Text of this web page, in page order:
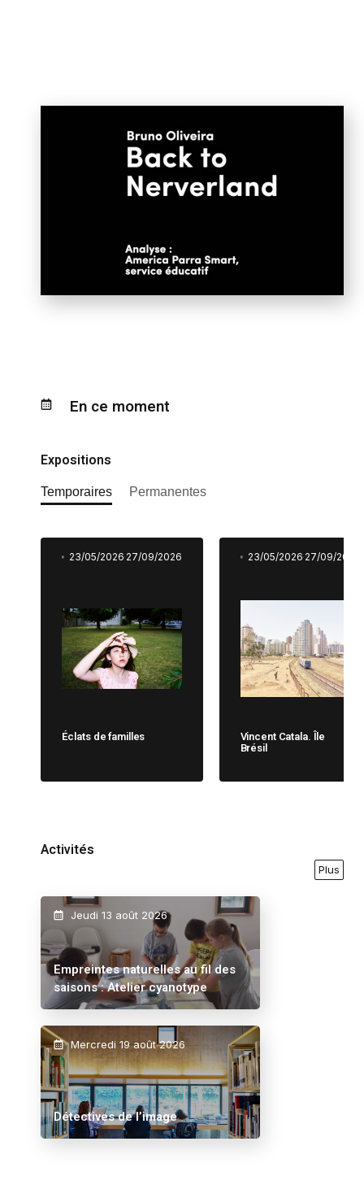
En ce moment
Expositions
Temporaires Permanentes
23/05/2026 27/09/2026
Éclats de familles
23/05/2026 27/09/2026
Vincent Catala. Île
Brésil
Activités
Plus
Jeudi 13 août 2026
Empreintes naturelles au fil des
saisons : Atelier cyanotype
Mercredi 19 août 2026
Détectives de l’image